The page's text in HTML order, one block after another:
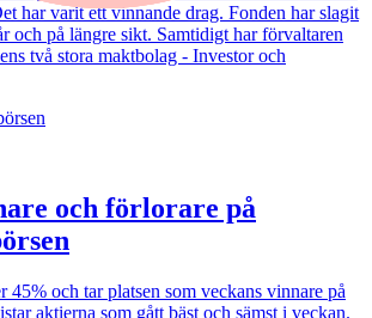
har varit ett vinnande drag. Fonden har slagit
och på längre sikt. Samtidigt har förvaltaren
två stora maktbolag - Investor och
och förlorare på
45% och tar platsen som veckans vinnare på
aktierna som gått bäst och sämst i veckan.